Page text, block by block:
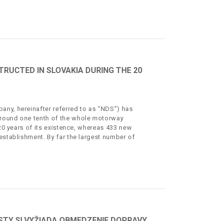
IN SLOVAKIA DURING THE 20
hereinafter referred to as “NDS”) has
one tenth of the whole motorway
years of its existence, whereas 433 new
By far the largest number of